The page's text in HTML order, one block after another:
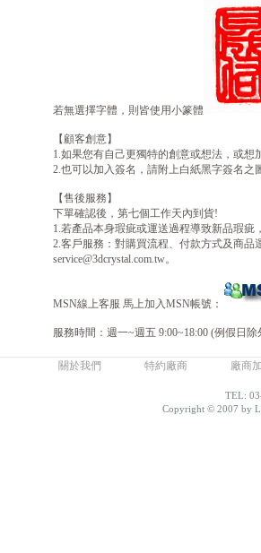
若無選擇字體，則皆使用小篆體
【顧客創意】
1.如果您有自己更獨特的創意或想法，或想
2.也可以加入簽名，請附上白紙黑字簽名之
【售後服務】
下單確認後，第七個工作天內到貨!
1.若產品本身瑕疵或運送過程導致新品瑕疵
2.客戶服務：對購買流程、付款方式及商品
service@3dcrystal.com.tw。
MSN線上客服 馬上加入MSN帳號：
服務時間：週一~週五 9:00~18:00 (例假日除
關於我們 特約廠商 廠商
TEL:
Copyright © 2007 by